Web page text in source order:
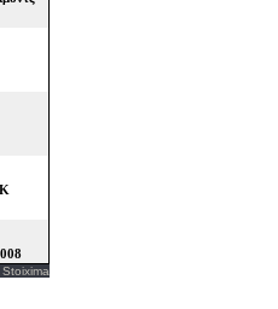
Stoixima